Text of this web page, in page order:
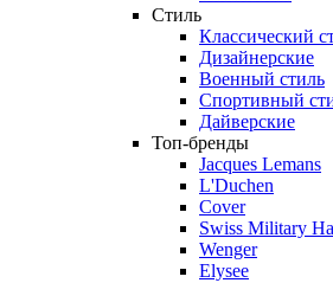
Стиль
Классический
Дизайнерские
Военный стиль
Спортивный
Дайверские
Топ-бренды
Jacques Lemans
L'Duchen
Cover
Swiss Military
Wenger
Elysee